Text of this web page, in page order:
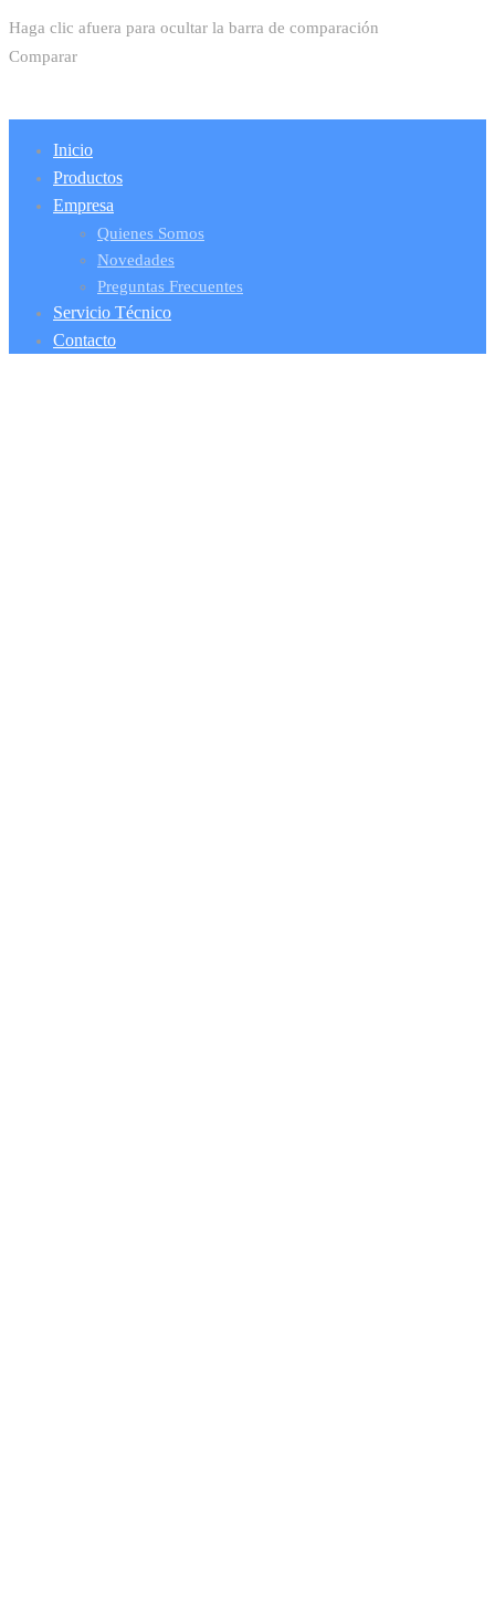
Haga clic afuera para ocultar la barra de comparación
Comparar
Inicio
Productos
Empresa
Quienes Somos
Novedades
Preguntas Frecuentes
Servicio Técnico
Contacto